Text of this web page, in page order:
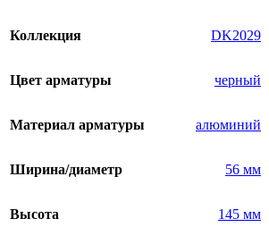
Коллекция DK2029
Цвет арматуры черный
Материал арматуры алюминий
Ширина/диаметр 56 мм
Высота 145 мм